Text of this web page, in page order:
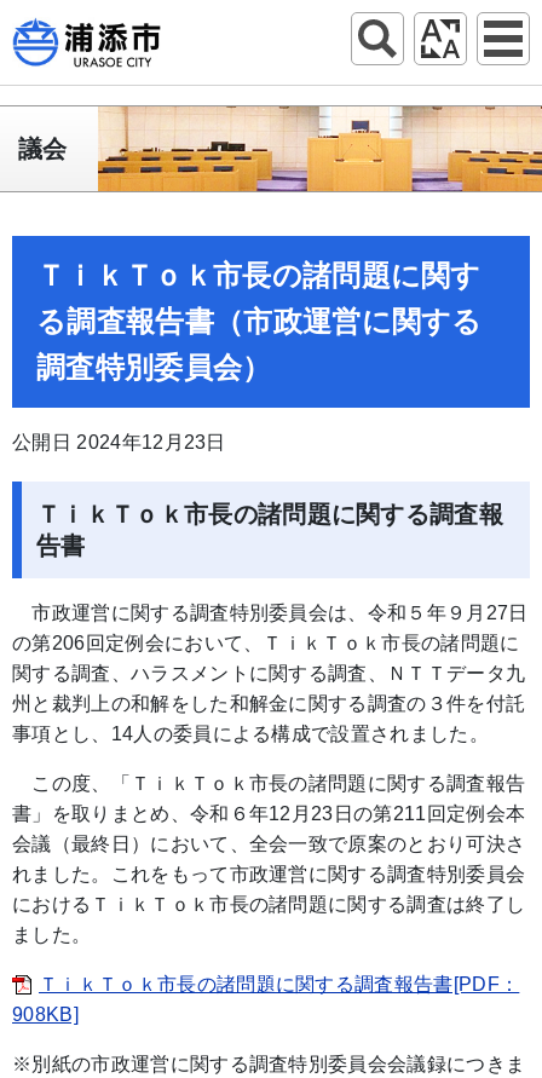
議会
ＴｉｋＴｏｋ市長の諸問題に関す
る調査報告書（市政運営に関する
調査特別委員会）
公開日 2024年12月23日
ＴｉｋＴｏｋ市長の諸問題に関する調査報
告書
市政運営に関する調査特別委員会は、令和５年９月27日
の第206回定例会において、ＴｉｋＴｏｋ市長の諸問題に
関する調査、ハラスメントに関する調査、ＮＴＴデータ九
州と裁判上の和解をした和解金に関する調査の３件を付託
事項とし、14人の委員による構成で設置されました。
この度、「ＴｉｋＴｏｋ市長の諸問題に関する調査報告
書」を取りまとめ、令和６年12月23日の第211回定例会本
会議（最終日）において、全会一致で原案のとおり可決さ
れました。これをもって市政運営に関する調査特別委員会
におけるＴｉｋＴｏｋ市長の諸問題に関する調査は終了し
ました。
ＴｉｋＴｏｋ市長の諸問題に関する調査報告書[PDF：
908KB]
※別紙の市政運営に関する調査特別委員会会議録につきま